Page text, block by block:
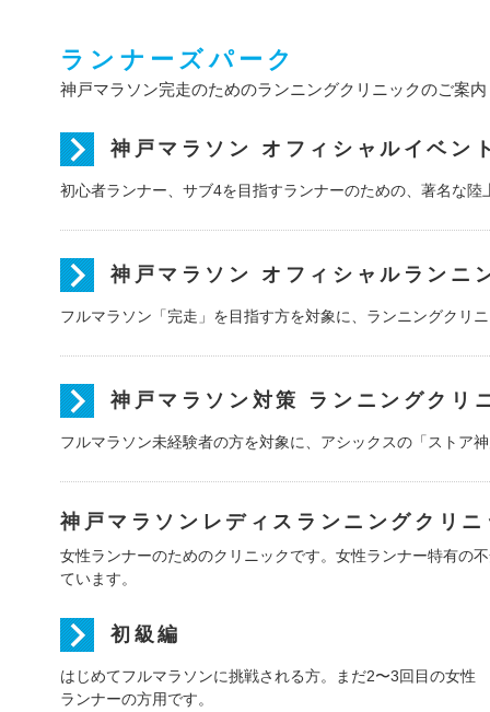
ランナーズパーク
神戸マラソン完走のためのランニングクリニックのご案内
神戸マラソン オフィシャルイベ
初心者ランナー、サブ4を目指すランナーのための、著名な
神戸マラソン オフィシャルランニ
フルマラソン「完走」を目指す方を対象に、ランニングクリ
神戸マラソン対策 ランニングクリ
フルマラソン未経験者の方を対象に、アシックスの「ストア
神戸マラソンレディスランニングクリ
女性ランナーのためのクリニックです。女性ランナー特有の
ています。
初級編
はじめてフルマラソンに挑戦される方。まだ2〜3回目の女性
ランナーの方用です。